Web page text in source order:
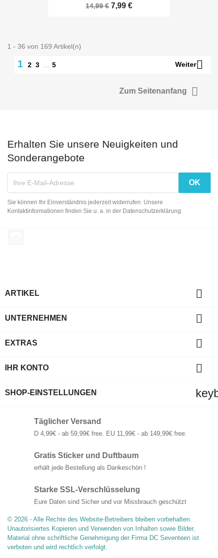
14,99 € 7,99 €
1 - 36 von 169 Artikel(n)
1 2 3 5 Weiter
Zum Seitenanfang 
Erhalten Sie unsere Neuigkeiten und
Sonderangebote
Sie können Ihr Einverständnis jederzeit widerrufen. Unsere
Kontaktinformationen finden Sie u. a. in der Datenschutzerklärung.
ARTIKEL 
UNTERNEHMEN 
EXTRAS 
IHR KONTO 
SHOP-EINSTELLUNGEN
Täglicher Versand
D 4,99€ - ab 59,99€ free. EU 11,99€ - ab 149,99€ free.
Gratis Sticker und Duftbaum
erhält jede Bestellung als Dankeschön !
Starke SSL-Verschlüsselung
Eure Daten sind Sicher und vor Missbrauch geschützt
© 2026 - Alle Rechte des Website-Betreibers bleiben vorbehalten.
Unautorisiertes Kopieren und Verwenden von Inhalten sowie Bilder,
Material ohne schriftliche Genehmigung der Firma DC Seventeen ist
verboten und wird rechtlich verfolgt.